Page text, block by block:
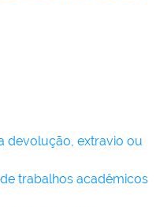
devolução, extravio ou
trabalhos acadêmicos